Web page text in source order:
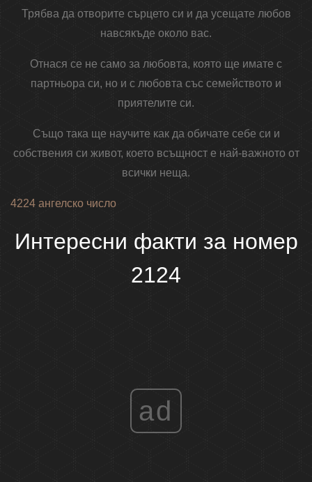
Трябва да отворите сърцето си и да усещате любов
навсякъде около вас.
Отнася се не само за любовта, която ще имате с
партньора си, но и с любовта със семейството и
приятелите си.
Също така ще научите как да обичате себе си и
собствения си живот, което всъщност е най-важното от
всички неща.
4224 ангелско число
Интересни факти за номер
2124
ad